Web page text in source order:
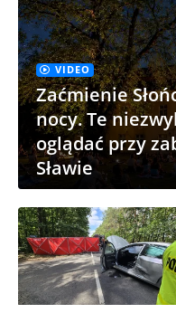
VIDEO
Zaćmienie
nocy. Te
oglądać przy
Sławie